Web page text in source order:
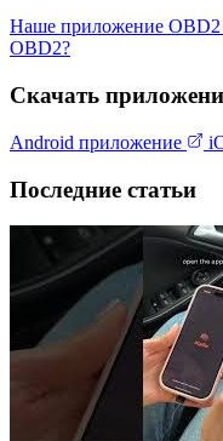
Наше приложение OBD2
OBD2?
Скачать
Android приложение
Последние статьи